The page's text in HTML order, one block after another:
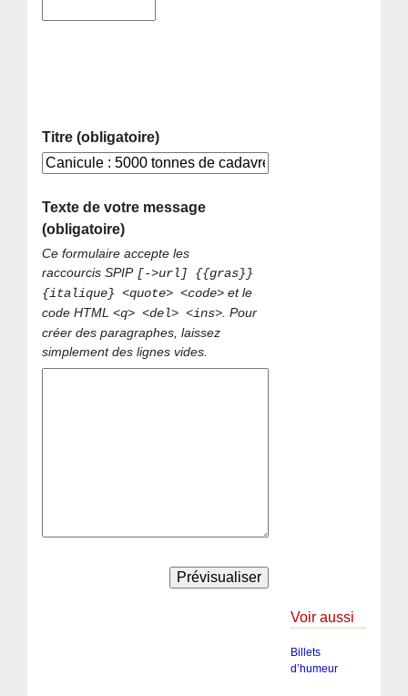
Titre (obligatoire)
Texte de votre message
(obligatoire)
Ce formulaire accepte les
raccourcis SPIP [->url] {{gras}}
{italique} <quote> <code> et le
code HTML<q> <del> <ins>. Pour
créer des paragraphes, laissez
simplement des lignes vides.
Voir aussi
Billets
d’humeur